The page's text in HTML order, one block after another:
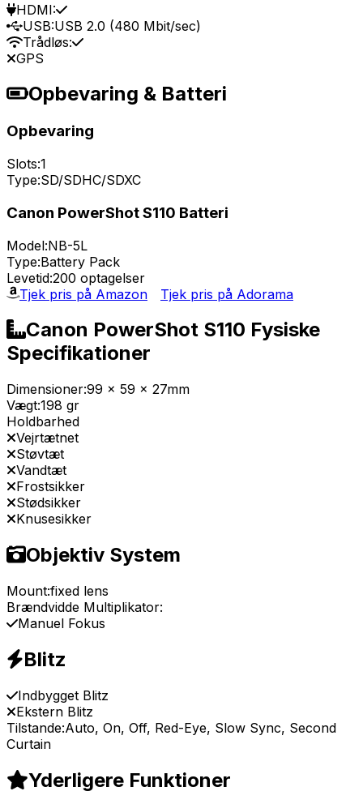
HDMI:
USB:USB 2.0 (480 Mbit/sec)
Trådløs:
GPS
Opbevaring & Batteri
Opbevaring
Slots:1
Type:SD/SDHC/SDXC
Canon PowerShot S110 Batteri
Model:NB-5L
Type:Battery Pack
Levetid:200 optagelser
Tjek pris på Amazon
Tjek pris på Adorama
Canon PowerShot S110 Fysiske
Specifikationer
Dimensioner:99 x 59 x 27mm
Vægt:198 gr
Holdbarhed
Vejrtætnet
Støvtæt
Vandtæt
Frostsikker
Stødsikker
Knusesikker
Objektiv System
Mount:fixed lens
Brændvidde Multiplikator:
Manuel Fokus
Blitz
Indbygget Blitz
Ekstern Blitz
Tilstande:Auto, On, Off, Red-Eye, Slow Sync, Second
Curtain
Yderligere Funktioner